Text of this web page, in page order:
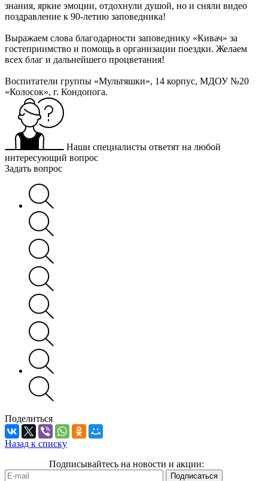
знания, яркие эмоции, отдохнули душой, но и сняли видео
поздравление к 90-летию заповедника!
Выражаем слова благодарности заповеднику «Кивач» за
гостеприимство и помощь в организации поездки. Желаем
всех благ и дальнейшего процветания!
Воспитатели группы «Мультяшки», 14 корпус, МДОУ №20
«Колосок», г. Кондопога.
Наши специалисты ответят на любой
интересующий вопрос
Задать вопрос
Поделиться
Назад к списку
Подписывайтесь на новости и акции: